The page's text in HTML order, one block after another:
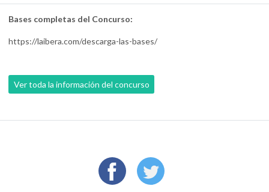
Bases completas del Concurso:
https://laibera.com/descarga-las-bases/
Ver toda la información del concurso